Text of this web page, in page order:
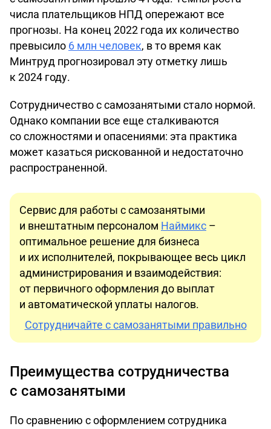
числа плательщиков НПД опережают все
прогнозы. На конец 2022 года их количество
превысило 6 млн человек, в то время как
Минтруд прогнозировал эту отметку лишь
к 2024 году.
Сотрудничество с самозанятыми стало нормой.
Однако компании все еще сталкиваются
со сложностями и опасениями: эта практика
может казаться рискованной и недостаточно
распространенной.
Сервис для работы с самозанятыми
и внештатным персоналом Наймикс –
оптимальное решение для бизнеса
и их исполнителей, покрывающее весь цикл
администрирования и взаимодействия:
от первичного оформления до выплат
и автоматической уплаты налогов.
Сотрудничайте с самозанятыми правильно
Преимущества сотрудничества
с самозанятыми
По сравнению с оформлением сотрудника